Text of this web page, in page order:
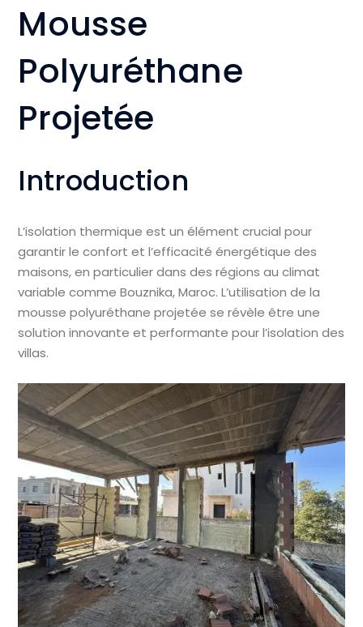
Mousse
Polyuréthane
Projetée
Introduction
L’isolation thermique est un élément crucial pour
garantir le confort et l’efficacité énergétique des
maisons, en particulier dans des régions au climat
variable comme Bouznika, Maroc. L’utilisation de la
mousse polyuréthane projetée se révèle être une
solution innovante et performante pour l’isolation des
villas.